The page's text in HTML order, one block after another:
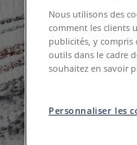
Nous utilisons des
comment les clients
publicités, y compris
outils dans le cadre
souhaitez en savoir
Personnaliser les